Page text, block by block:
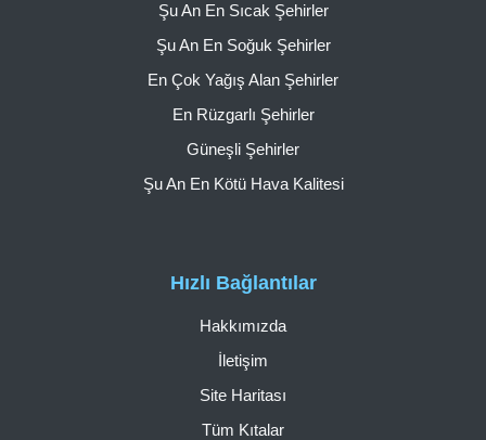
Hızlı Bağlantılar
Hakkımızda
İletişim
Site Haritası
Tüm Kıtalar
Şu An En Sıcak Şehirler
Şu An En Soğuk Şehirler
En Çok Yağış Alan Şehirler
En Rüzgarlı Şehirler
Güneşli Şehirler
Şu An En Kötü Hava Kalitesi